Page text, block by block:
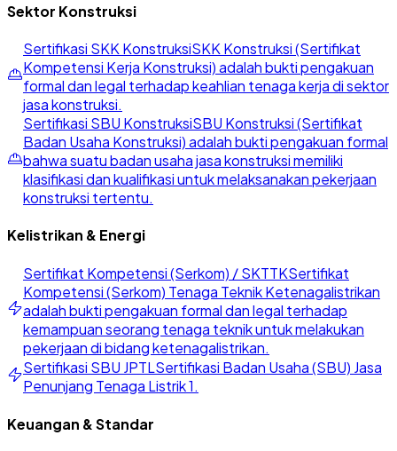
Sektor Konstruksi
Sertifikasi SKK KonstruksiSKK Konstruksi (Sertifikat
Kompetensi Kerja Konstruksi) adalah bukti pengakuan
formal dan legal terhadap keahlian tenaga kerja di sektor
jasa konstruksi.
Sertifikasi SBU KonstruksiSBU Konstruksi (Sertifikat
Badan Usaha Konstruksi) adalah bukti pengakuan formal
bahwa suatu badan usaha jasa konstruksi memiliki
klasifikasi dan kualifikasi untuk melaksanakan pekerjaan
konstruksi tertentu.
Kelistrikan & Energi
Sertifikat Kompetensi (Serkom) / SKTTKSertifikat
Kompetensi (Serkom) Tenaga Teknik Ketenagalistrikan
adalah bukti pengakuan formal dan legal terhadap
kemampuan seorang tenaga teknik untuk melakukan
pekerjaan di bidang ketenagalistrikan.
Sertifikasi SBU JPTLSertifikasi Badan Usaha (SBU) Jasa
Penunjang Tenaga Listrik 1.
Keuangan & Standar